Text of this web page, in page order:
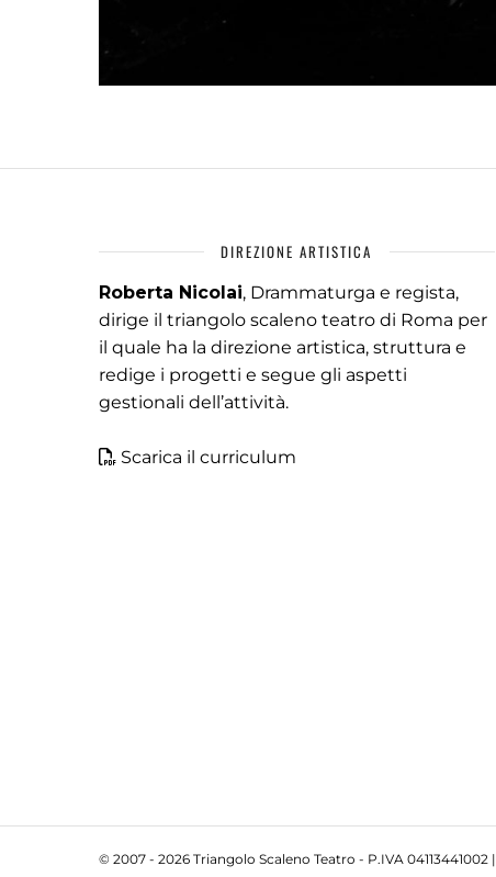
DIREZIONE ARTISTICA
Roberta Nicolai, Drammaturga e regista,
dirige il triangolo scaleno teatro di Roma per
il quale ha la direzione artistica, struttura e
redige i progetti e segue gli aspetti
gestionali dell’attività.
Scarica il curriculum
© 2007 - 2026 Triangolo Scaleno Teatro - P.IVA 04113441002 |